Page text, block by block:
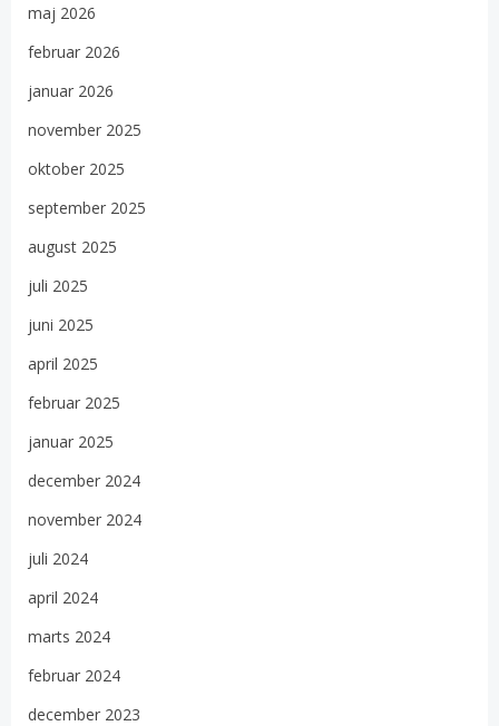
maj 2026
februar 2026
januar 2026
november 2025
oktober 2025
september 2025
august 2025
juli 2025
juni 2025
april 2025
februar 2025
januar 2025
december 2024
november 2024
juli 2024
april 2024
marts 2024
februar 2024
december 2023